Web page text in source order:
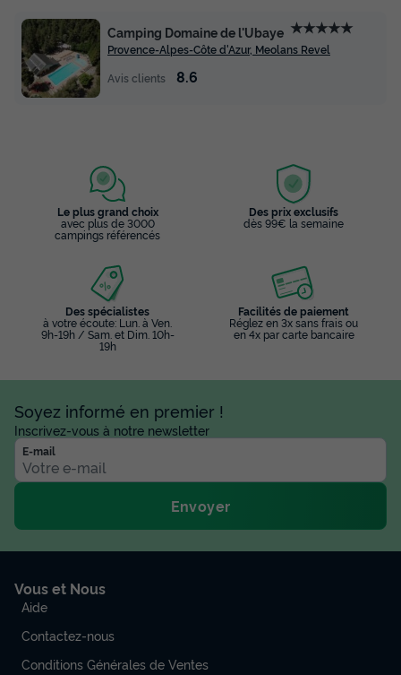
Camping Domaine de l'Ubaye ★★★★★
Provence-Alpes-Côte d'Azur, Meolans Revel
Avis clients
8.6
Le plus grand choix
avec plus de 3000
campings référencés
Des prix exclusifs
dès 99€ la semaine
Des spécialistes
à votre écoute: Lun. à Ven.
9h-19h / Sam. et Dim. 10h-
19h
Facilités de paiement
Réglez en 3x sans frais ou
en 4x par carte bancaire
Soyez informé en premier !
Inscrivez-vous à notre newsletter
E-mail
Envoyer
Vous et Nous
Aide
Contactez-nous
Conditions Générales de Ventes